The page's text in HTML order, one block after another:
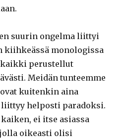
suurin ongelma liittyi
monologissa
kaikki perustellut
Meidän tunteemme
kuitenkin aina
helposti paradoksi.
ei itse asiassa
oikeasti olisi